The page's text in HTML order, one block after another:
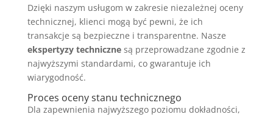
Dzięki naszym usługom w zakresie niezależnej oceny
technicznej, klienci mogą być pewni, że ich
transakcje są bezpieczne i transparentne. Nasze
ekspertyzy technicznesą przeprowadzane zgodnie z
najwyższymi standardami, co gwarantuje ich
wiarygodność.
Proces oceny stanu technicznego
Dla zapewnienia najwyższego poziomu dokładności,